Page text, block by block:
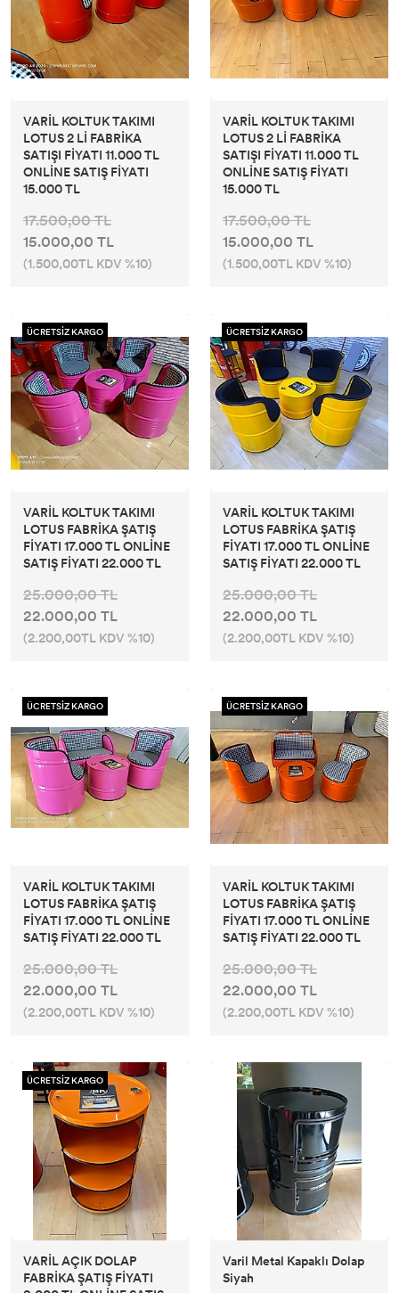
VARİL KOLTUK TAKIMI
LOTUS 2 Lİ FABRİKA
SATIŞI FİYATI 11.000 TL
ONLİNE SATIŞ FİYATI
15.000 TL
17.500,00 TL
15.000,00 TL
(1.500,00TL KDV %10)
VARİL KOLTUK TAKIMI
LOTUS 2 Lİ FABRİKA
SATIŞI FİYATI 11.000 TL
ONLİNE SATIŞ FİYATI
15.000 TL
17.500,00 TL
15.000,00 TL
(1.500,00TL KDV %10)
ÜCRETSİZ KARGO
VARİL KOLTUK TAKIMI
LOTUS FABRİKA ŞATIŞ
FİYATI 17.000 TL ONLİNE
SATIŞ FİYATI 22.000 TL
25.000,00 TL
22.000,00 TL
(2.200,00TL KDV %10)
ÜCRETSİZ KARGO
VARİL KOLTUK TAKIMI
LOTUS FABRİKA ŞATIŞ
FİYATI 17.000 TL ONLİNE
SATIŞ FİYATI 22.000 TL
25.000,00 TL
22.000,00 TL
(2.200,00TL KDV %10)
ÜCRETSİZ KARGO
VARİL KOLTUK TAKIMI
LOTUS FABRİKA ŞATIŞ
FİYATI 17.000 TL ONLİNE
SATIŞ FİYATI 22.000 TL
25.000,00 TL
22.000,00 TL
(2.200,00TL KDV %10)
ÜCRETSİZ KARGO
VARİL KOLTUK TAKIMI
LOTUS FABRİKA ŞATIŞ
FİYATI 17.000 TL ONLİNE
SATIŞ FİYATI 22.000 TL
25.000,00 TL
22.000,00 TL
(2.200,00TL KDV %10)
ÜCRETSİZ KARGO
VARİL AÇIK DOLAP
FABRİKA ŞATIŞ FİYATI
Varil Metal Kapaklı Dolap
Siyah